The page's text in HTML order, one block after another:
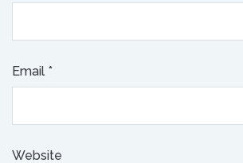
Email *
Website